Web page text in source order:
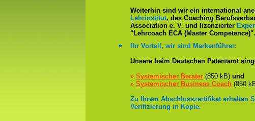
Weiterhin sind wir ein international
Lehrinstitut, des Coaching
Association e. V. und lizenzierter
"Lehrcoach ECA (Master Competence)".
Ihr Vorteil, wir sind Markenführer:
Unsere beim Deutschen Patentamt
» Systemischer Berater (850 kB) und
» Systemischer Business Coach (850
Zu Ihrem Abschlusszertifikat erhalten
Verifizierung in Kopie.